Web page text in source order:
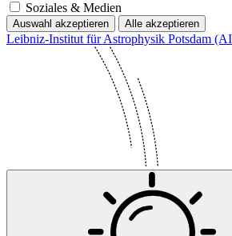
Soziales & Medien
Auswahl akzeptieren Alle akzeptieren
Leibniz-Institut für Astrophysik Potsdam